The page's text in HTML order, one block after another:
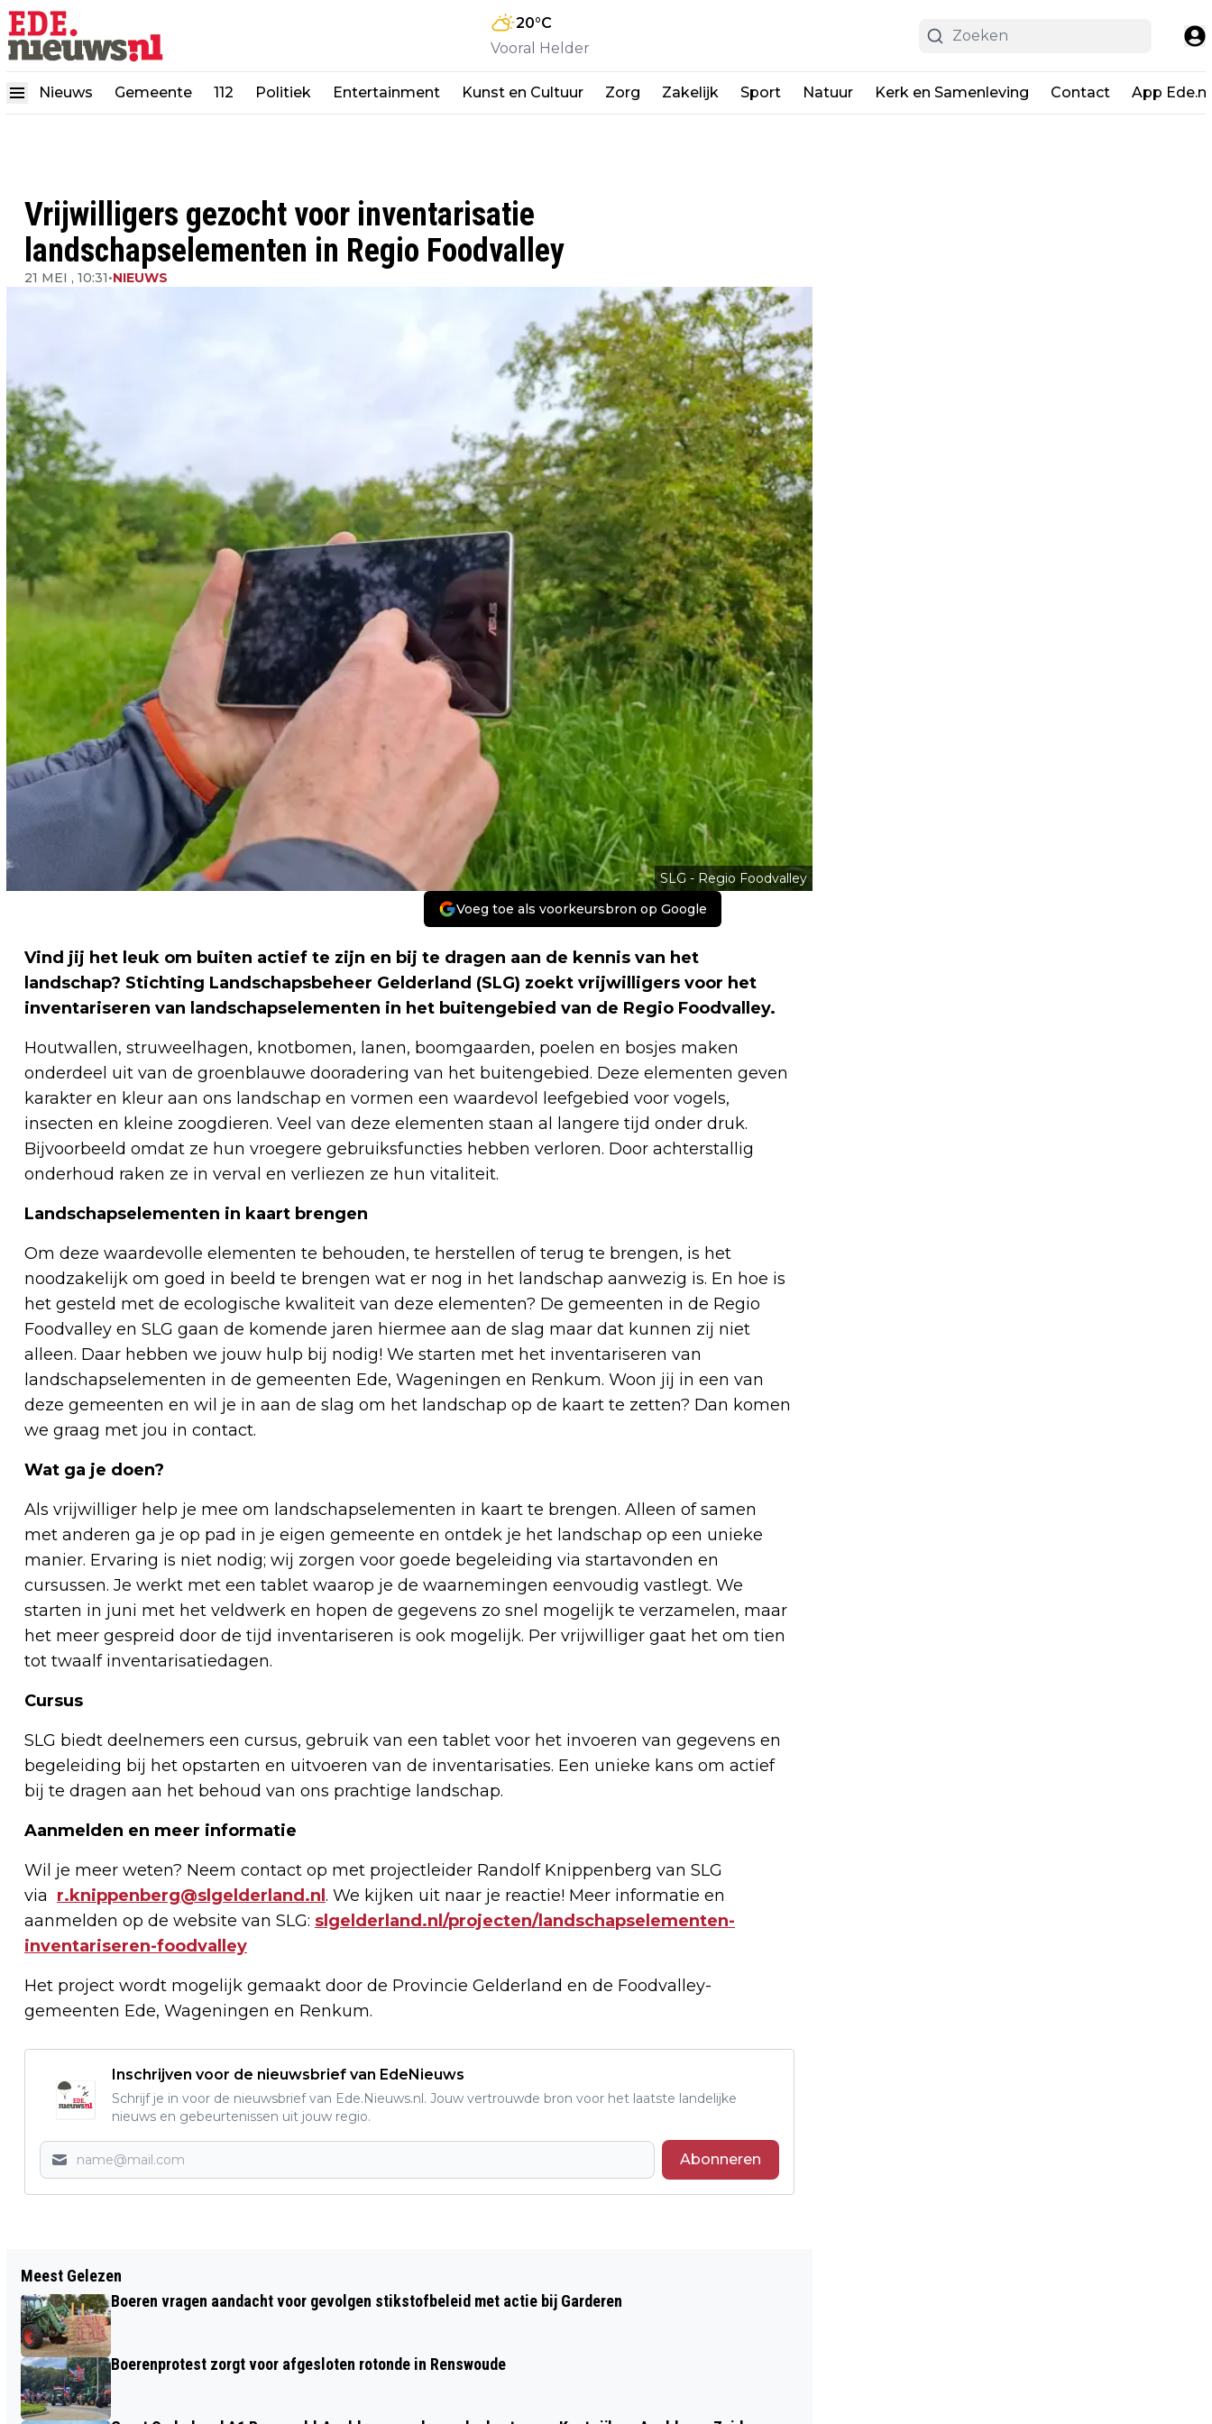
20°C
Vooral Helder
Nieuws Gemeente 112 Politiek Entertainment Kunst en Cultuur Zorg Zakelijk Sport Natuur Kerk en Samenleving Contact App
Vrijwilligers gezocht voor inventarisatie
landschapselementen in Regio Foodvalley
21 MEI , 10:31•NIEUWS
SLG - Regio Foodvalley
Voeg toe als voorkeursbron op Google
Vind jij het leuk om buiten actief te zijn en bij te dragen aan de kennis van het
landschap? Stichting Landschapsbeheer Gelderland (SLG) zoekt vrijwilligers voor het
inventariseren van landschapselementen in het buitengebied van de Regio Foodvalley.
Houtwallen, struweelhagen, knotbomen, lanen, boomgaarden, poelen en bosjes maken
onderdeel uit van de groenblauwe dooradering van het buitengebied. Deze elementen geven
karakter en kleur aan ons landschap en vormen een waardevol leefgebied voor vogels,
insecten en kleine zoogdieren. Veel van deze elementen staan al langere tijd onder druk.
Bijvoorbeeld omdat ze hun vroegere gebruiksfuncties hebben verloren. Door achterstallig
onderhoud raken ze in verval en verliezen ze hun vitaliteit.
Landschapselementen in kaart brengen
Om deze waardevolle elementen te behouden, te herstellen of terug te brengen, is het
noodzakelijk om goed in beeld te brengen wat er nog in het landschap aanwezig is. En hoe is
het gesteld met de ecologische kwaliteit van deze elementen? De gemeenten in de Regio
Foodvalley en SLG gaan de komende jaren hiermee aan de slag maar dat kunnen zij niet
alleen. Daar hebben we jouw hulp bij nodig! We starten met het inventariseren van
landschapselementen in de gemeenten Ede, Wageningen en Renkum. Woon jij in een van
deze gemeenten en wil je in aan de slag om het landschap op de kaart te zetten? Dan komen
we graag met jou in contact.
Wat ga je doen?
Als vrijwilliger help je mee om landschapselementen in kaart te brengen. Alleen of samen
met anderen ga je op pad in je eigen gemeente en ontdek je het landschap op een unieke
manier. Ervaring is niet nodig; wij zorgen voor goede begeleiding via startavonden en
cursussen. Je werkt met een tablet waarop je de waarnemingen eenvoudig vastlegt. We
starten in juni met het veldwerk en hopen de gegevens zo snel mogelijk te verzamelen, maar
het meer gespreid door de tijd inventariseren is ook mogelijk. Per vrijwilliger gaat het om tien
tot twaalf inventarisatiedagen.
Cursus
SLG biedt deelnemers een cursus, gebruik van een tablet voor het invoeren van gegevens en
begeleiding bij het opstarten en uitvoeren van de inventarisaties. Een unieke kans om actief
bij te dragen aan het behoud van ons prachtige landschap.
Aanmelden en meer informatie
Wil je meer weten? Neem contact op met projectleider Randolf Knippenberg van SLG
via r.knippenberg@slgelderland.nl . We kijken uit naar je reactie! Meer informatie en
aanmelden op de website van SLG: slgelderland.nl/projecten/landschapselementen-
inventariseren-foodvalley
Het project wordt mogelijk gemaakt door de Provincie Gelderland en de Foodvalley-
gemeenten Ede, Wageningen en Renkum.
Inschrijven voor de nieuwsbrief van EdeNieuws
Schrijf je in voor de nieuwsbrief van Ede.Nieuws.nl. Jouw vertrouwde bron voor het laatste landelijke
nieuws en gebeurtenissen uit jouw regio.
Abonneren
TRAUMAHELIKOPTER INGEZET BIJ
AANRIJDING OP DE A30 BIJ LUNTEREN -
UPDATE ÉÉN PERSOON IS LATER IN HET
ZIEKENHUIS OVERLEDEN
LUTHERSE KERK EDE
Meest Gelezen
Boeren vragen aandacht voor gevolgen stikstofbeleid met actie bij Garderen
Boerenprotest zorgt voor afgesloten rotonde in Renswoude